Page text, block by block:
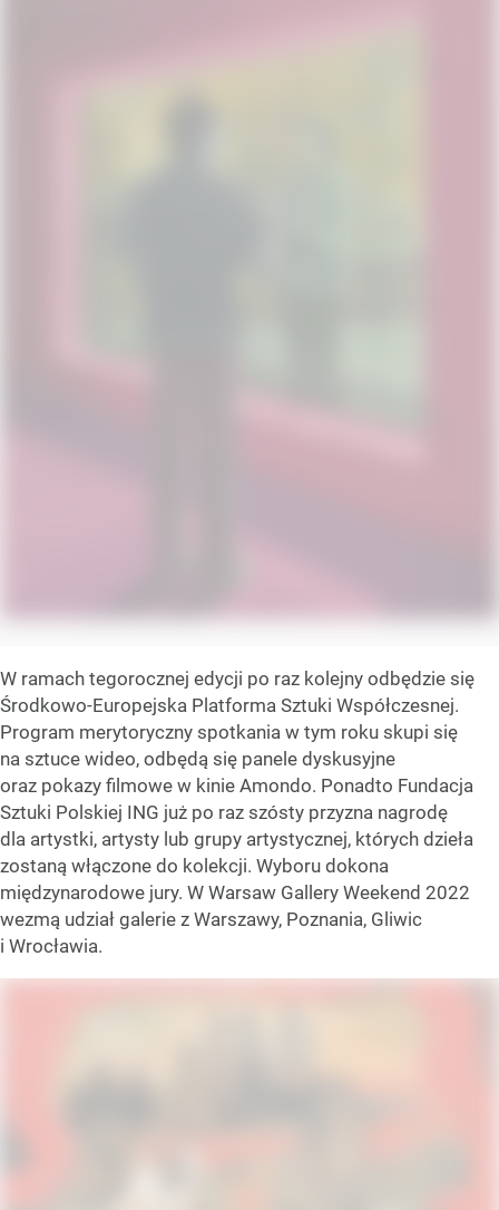
W ramach tegorocznej edycji po raz kolejny odbędzie się
Środkowo-Europejska Platforma Sztuki Współczesnej.
Program merytoryczny spotkania w tym roku skupi się
na sztuce wideo, odbędą się panele dyskusyjne
oraz pokazy filmowe w kinie Amondo. Ponadto Fundacja
Sztuki Polskiej ING już po raz szósty przyzna nagrodę
dla artystki, artysty lub grupy artystycznej, których dzieła
zostaną włączone do kolekcji. Wyboru dokona
międzynarodowe jury. W Warsaw Gallery Weekend 2022
wezmą udział galerie z Warszawy, Poznania, Gliwic
i Wrocławia.